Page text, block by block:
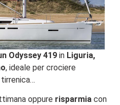
Odyssey 419 in Liguria,
, ideale per crociere
oppure risparmia con